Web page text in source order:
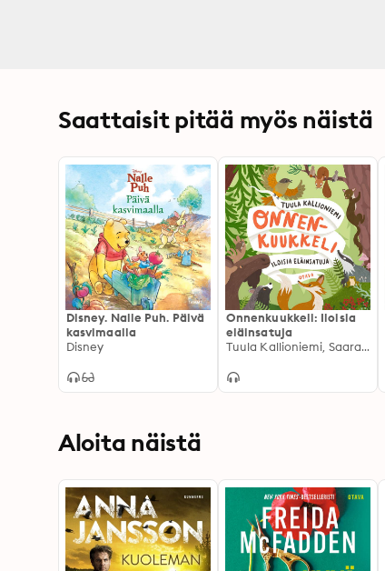
Saattaisit pitää myös näistä
Disney. Nalle Puh. Päivä
kasvimaalla
Disney
Onnenkuukkeli: Iloisia
eläinsatuja
Tuula Kallioniemi, Saara Söderlund
Aloita näistä